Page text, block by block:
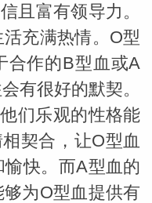
且富有领导力。
充满热情。O型
合作的B型血或A
有很好的默契。
们乐观的性格能
契合，让O型血
快。而A型血的
为O型血提供有